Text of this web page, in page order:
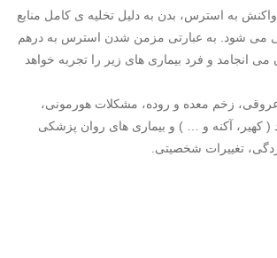
به استرس، بدن به دلیل تخلیه ی کامل منابع
می شود. به عبارتی مزمن شدن استرس به درهم
انجامد و فرد بیماری های زیر را تجربه خواهد
زخم معده و روده، مشکلات هورمونی،
( کهیر، آکنه و … ) و بیماری های روان پزشکی
تغییرات شخصیتی.